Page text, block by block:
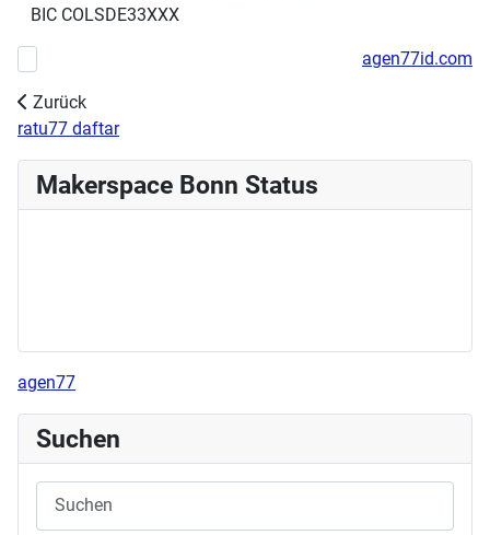
BIC COLSDE33XXX
agen77id.com
Zurück
ratu77 daftar
Makerspace Bonn Status
agen77
Suchen